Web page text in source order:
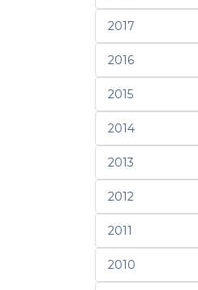
2017
2016
2015
2014
2013
2012
2011
2010